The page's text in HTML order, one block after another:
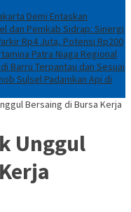
Demi Entaskan
dan Pemkab Sidrap: Sinergi
Rp4 Juta, Potensi Rp200
Patra Niaga Regional
Barru Terpantau dan Sesuai
Sulsel Padamkan Api di
Bersaing di Bursa Kerja
Unggul